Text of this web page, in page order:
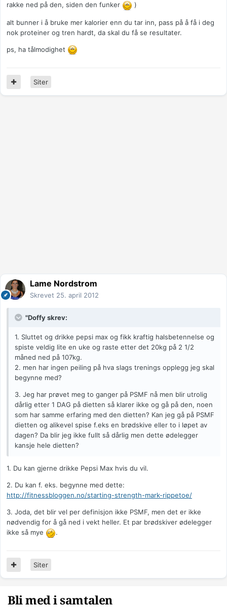
rakke ned på den, siden den funker
)
alt bunner i å bruke mer kalorier enn du tar inn, pass på å få i deg
nok proteiner og tren hardt, da skal du få se resultater.
ps, ha tålmodighet
Siter
Lame Nordstrom
Skrevet 25. april 2012
"Doffy skrev:
1. Sluttet og drikke pepsi max og fikk kraftig halsbetennelse og
spiste veldig lite en uke og raste etter det 20kg på 2 1/2
måned ned på 107kg.
2. men har ingen peiling på hva slags trenings opplegg jeg skal
begynne med?
3. Jeg har prøvet meg to ganger på PSMF nå men blir utrolig
dårlig etter 1 DAG på dietten så klarer ikke og gå på den, noen
som har samme erfaring med den dietten? Kan jeg gå på PSMF
dietten og alikevel spise f.eks en brødskive eller to i løpet av
dagen? Da blir jeg ikke fullt så dårlig men dette ødelegger
kansje hele dietten?
1. Du kan gjerne drikke Pepsi Max hvis du vil.
2. Du kan f. eks. begynne med dette:
http://fitnessbloggen.no/starting-strength-mark-rippetoe/
3. Joda, det blir vel per definisjon ikke PSMF, men det er ikke
nødvendig for å gå ned i vekt heller. Et par brødskiver ødelegger
ikke så mye
.
Siter
Bli med i samtalen